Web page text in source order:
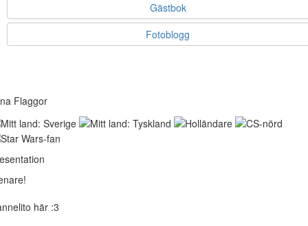
Gästbok
Fotoblogg
Flaggor
här :3